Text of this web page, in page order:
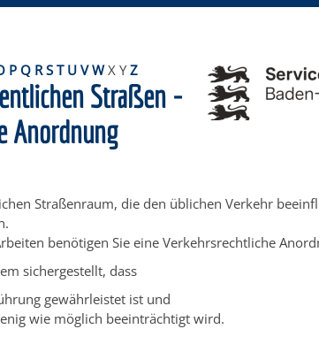
P Q R S T U V W X Y Z
Straßen -
Anordnung
Straßenraum, die den üblichen Verkehr
benötigen Sie eine Verkehrsrechtliche
sichergestellt, dass
gewährleistet ist und
wie möglich beeinträchtigt wird.